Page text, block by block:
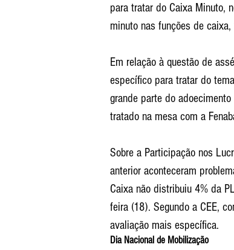
para tratar do Caixa Minuto,
minuto nas funções de
Em relação à questão de
específico para tratar do
grande parte do
tratado na mesa com a
Sobre a Participação nos
anterior aconteceram
Caixa não distribuiu 4% da
feira (18). Segundo a CEE,
avaliação mais específica.
Dia Nacional de Mobilização